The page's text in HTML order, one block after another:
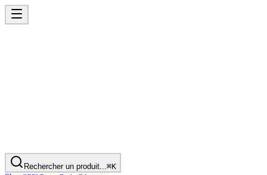
Rechercher un produit...⌘K